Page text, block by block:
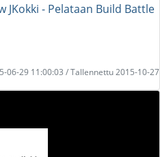
JKokki - Pelataan Build Battle
06-29 11:00:03 / Tallennettu 2015-10-27